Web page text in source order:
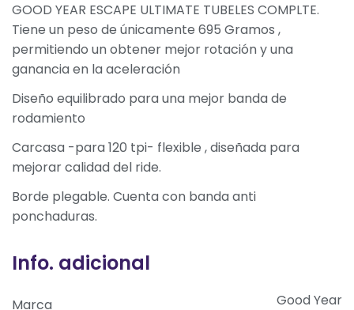
GOOD YEAR ESCAPE ULTIMATE TUBELES COMPLTE.
Tiene un peso de únicamente 695 Gramos ,
permitiendo un obtener mejor rotación y una
ganancia en la aceleración
Diseño equilibrado para una mejor banda de
rodamiento
Carcasa -para 120 tpi- flexible , diseñada para
mejorar calidad del ride.
Borde plegable. Cuenta con banda anti
ponchaduras.
Info. adicional
Marca Good Year